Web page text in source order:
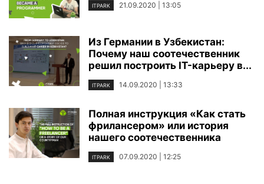
ITPARK 21.09.2020 | 13:05
Из Германии в Узбекистан:
Почему наш соотечественник
решил построить IT-карьеру в...
ITPARK 14.09.2020 | 13:33
Полная инструкция «Как стать
фрилансером» или история
нашего соотечественника
ITPARK 07.09.2020 | 12:25